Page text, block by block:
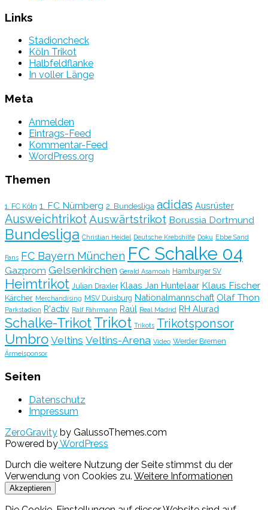
Links
Stadioncheck
Köln Trikot
Halbfeldflanke
In voller Länge
Meta
Anmelden
Eintrags-Feed
Kommentar-Feed
WordPress.org
Themen
1. FC Köln 1. FC Nürnberg 2. Bundesliga adidas Ausrüster
AusweichtrikotAuswärtstrikot Borussia Dortmund
Bundesliga Christian Heidel Deutsche Krebshilfe Doku Ebbe Sand
Fans FC Bayern München FC Schalke 04
Gazprom Gelsenkirchen Gerald Asamoah Hamburger SV
Heimtrikot Julian Draxler Klaas Jan Huntelaar Klaus Fischer
Kärcher Merchandising MSV Duisburg Nationalmannschaft Olaf Thon
Parkstadion R'activ Ralf Fährmann Raúl Real Madrid RH Alurad
Schalke-TrikotTrikot Trikots Trikotsponsor
Umbro Veltins Veltins-Arena Video Werder Bremen
Ärmelsponsor
Seiten
Datenschutz
Impressum
ZeroGravity by GalussoThemes.com
Powered byWordPress
Durch die weitere Nutzung der Seite stimmst du der
Verwendung von Cookies zu. Weitere Informationen
Akzeptieren